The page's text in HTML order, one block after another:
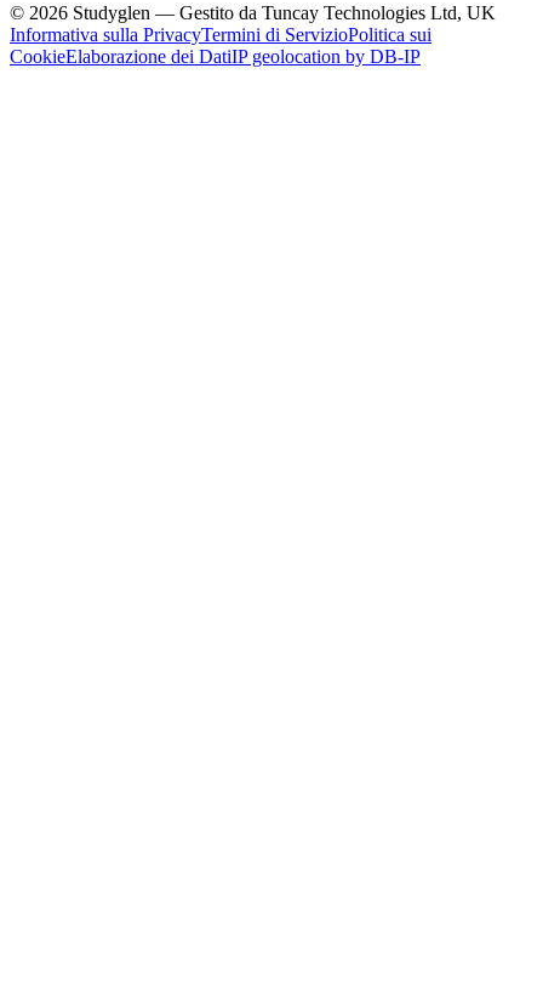
© 2026 Studyglen — Gestito da Tuncay Technologies Ltd, UK
Informativa sulla PrivacyTermini di ServizioPolitica sui
CookieElaborazione dei DatiIP geolocation by DB-IP